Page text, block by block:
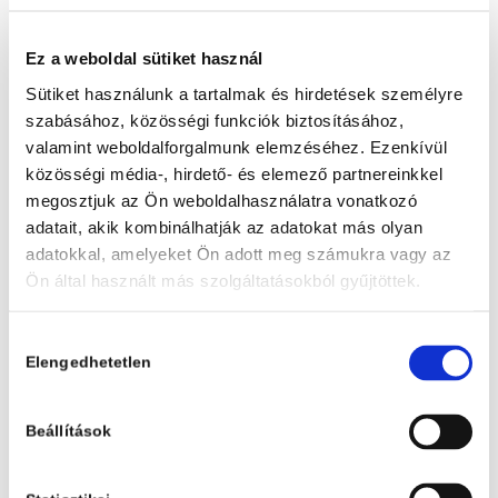
Ez a weboldal sütiket használ
Sütiket használunk a tartalmak és hirdetések személyre
szabásához, közösségi funkciók biztosításához,
valamint weboldalforgalmunk elemzéséhez. Ezenkívül
közösségi média-, hirdető- és elemező partnereinkkel
megosztjuk az Ön weboldalhasználatra vonatkozó
adatait, akik kombinálhatják az adatokat más olyan
adatokkal, amelyeket Ön adott meg számukra vagy az
Ön által használt más szolgáltatásokból gyűjtöttek.
kiválasztása
Elengedhetetlen
Beállítások
OpenBooks Club
Polgár Judit – Sakkpalota
Polgár Judit – Sakkpalota – Bumm Bástya kalandjai –
Letölthető feladatok
Polgár Judit – Sakkpalota – Futi Futó kalandjai – Letölthető
feladatok
Polgár Judit – Sakkpalota – Hopp Huszár kalandjai-
Letölthető feladatok
Polgár Judit – Sakkpalota – Vendi Vezér kalandjai –